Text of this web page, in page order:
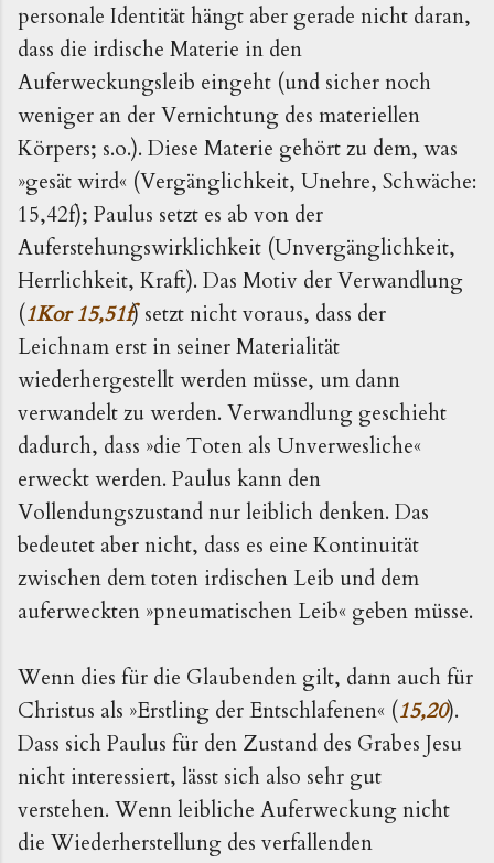
personale Identität hängt aber gerade nicht daran,
dass die irdische Materie in den
Auferweckungsleib eingeht (und sicher noch
weniger an der Vernichtung des materiellen
Körpers; s.o.). Diese Materie gehört zu dem, was
»gesät wird« (Vergänglichkeit, Unehre, Schwäche:
15,42f); Paulus setzt es ab von der
Auferstehungswirklichkeit (Unvergänglichkeit,
Herrlichkeit, Kraft). Das Motiv der Verwandlung
(1Kor 15,51f) setzt nicht voraus, dass der
Leichnam erst in seiner Materialität
wiederhergestellt werden müsse, um dann
verwandelt zu werden. Verwandlung geschieht
dadurch, dass »die Toten als Unverwesliche«
erweckt werden. Paulus kann den
Vollendungszustand nur leiblich denken. Das
bedeutet aber nicht, dass es eine Kontinuität
zwischen dem toten irdischen Leib und dem
auferweckten »pneumatischen Leib« geben müsse.
Wenn dies für die Glaubenden gilt, dann auch für
Christus als »Erstling der Entschlafenen« (15,20).
Dass sich Paulus für den Zustand des Grabes Jesu
nicht interessiert, lässt sich also sehr gut
verstehen. Wenn leibliche Auferweckung nicht
die Wiederherstellung des verfallenden